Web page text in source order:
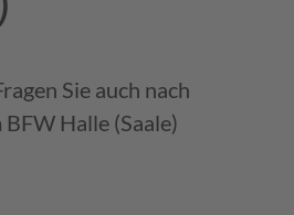
Sie auch nach
Halle (Saale)